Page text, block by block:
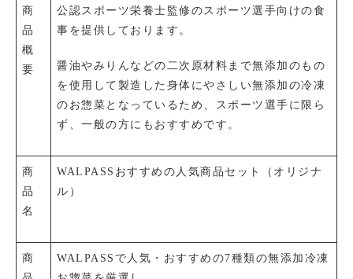
商
品
概
要
公認スポーツ栄養士監修のスポーツ選手向けの食
事を提供しております。
醤油やみりんなどの二次原材料まで無添加のもの
を使用して製造した身体にやさしい無添加の冷凍
のお惣菜となっているため、スポーツ選手に限ら
ず、一般の方にもおすすめです。
商
品
名
WALPASSおすすめの人気商品セット（オリジナ
ル）
商
WALPASSで人気・おすすめの7種類の無添加冷凍